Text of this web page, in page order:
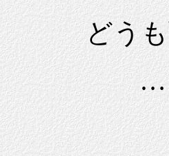
どうも雨
……もう
まつ赤